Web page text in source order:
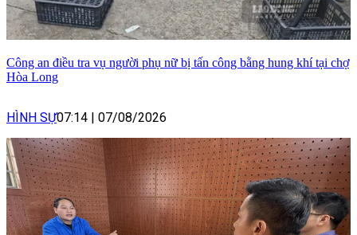
Công an điều tra vụ người phụ nữ bị tấn công bằng hung khí tại chợ
Hòa Long
HÌNH SỰ07:14 | 07/08/2026